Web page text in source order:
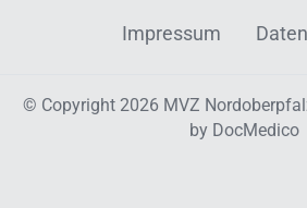
Impressum
© Copyright 2026 MVZ
by DocMedico